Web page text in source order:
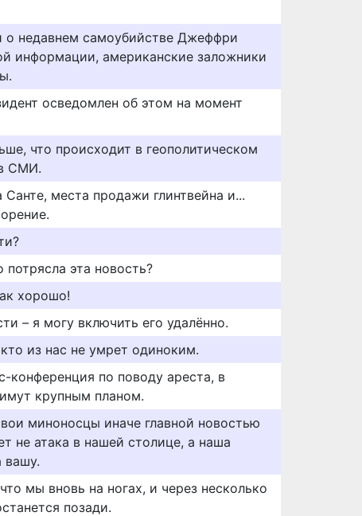
недавнем самоубийстве Джеффри
информации, американские заложники
осведомлен об этом на момент
что происходит в геополитическом
СМИ.
места продажи глинтвейна и...
потрясла эта новость?
хорошо!
– я могу включить его удалённо.
из нас не умрет одиноким.
конференция по поводу ареста, в
крупным планом.
миноносцы иначе главной новостью
не атака в нашей столице, а наша
вашу.
мы вновь на ногах, и через несколько
позади.